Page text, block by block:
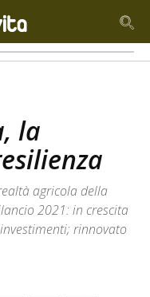
la
agricola della
2021: in crescita
rinnovato